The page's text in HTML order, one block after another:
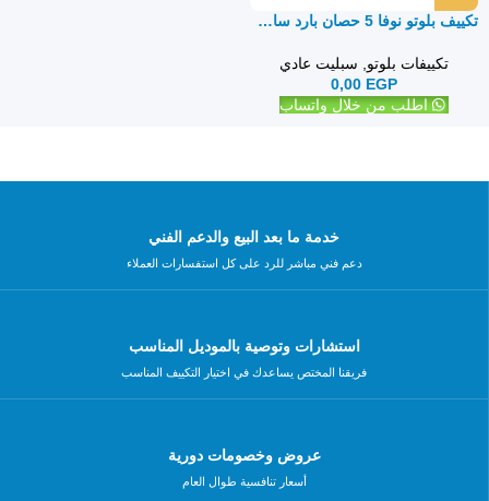
تكييف بلوتو نوفا 5 حصان بارد ساخن – سبليت
تكييفات بلوتو
سبليت عادي
0,00 EGP
اطلب من خلال واتساب
خدمة ما بعد البيع والدعم الفني
دعم فني مباشر للرد على كل استفسارات العملاء
استشارات وتوصية بالموديل المناسب
فريقنا المختص يساعدك في اختيار التكييف المناسب
عروض وخصومات دورية
أسعار تنافسية طوال العام